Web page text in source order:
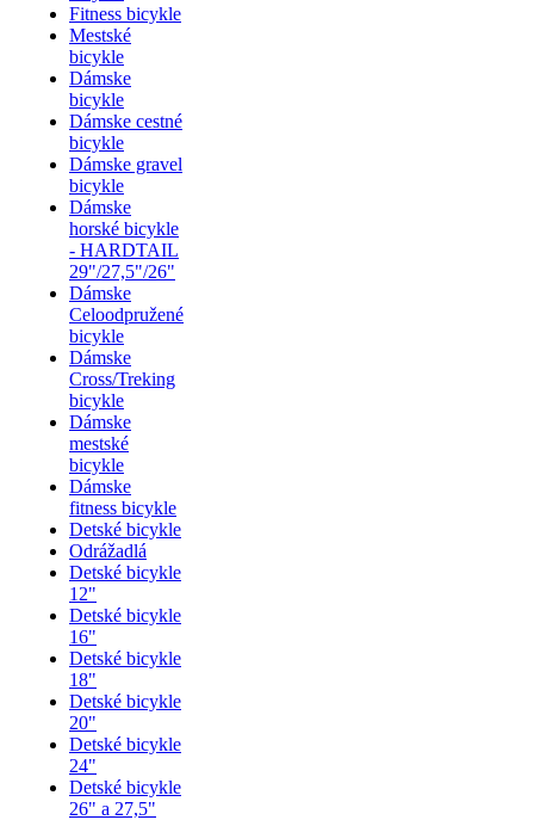
Fitness bicykle
Mestské
bicykle
Dámske
bicykle
Dámske cestné
bicykle
Dámske gravel
bicykle
Dámske
horské bicykle
- HARDTAIL
29"/27,5"/26"
Dámske
Celoodpružené
bicykle
Dámske
Cross/Treking
bicykle
Dámske
mestské
bicykle
Dámske
fitness bicykle
Detské bicykle
Odrážadlá
Detské bicykle
12"
Detské bicykle
16"
Detské bicykle
18"
Detské bicykle
20"
Detské bicykle
24"
Detské bicykle
26" a 27,5"